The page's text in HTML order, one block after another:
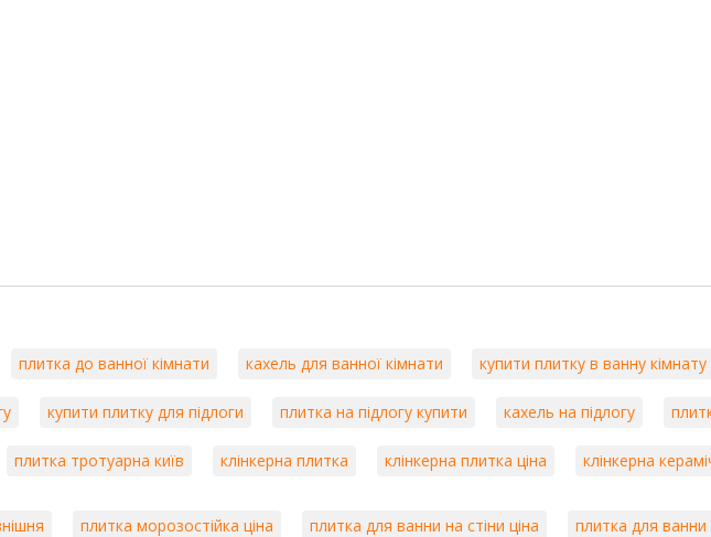
плитка до ванної кімнати кахель для ванної кімнати купити плитку в ванну кімнату
купити плитку для підлоги плитка на підлогу купити кахель на підлогу
плитка тротуарна київ клінкерна плитка клінкерна плитка ціна клінкерна
плитка морозостійка ціна плитка для ванни на стіни ціна плитка для ванни